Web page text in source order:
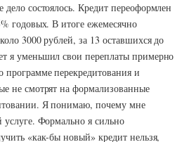
состоялось. Кредит переоформлен
годовых. В итоге ежемесячно
3000 рублей, за 13 оставшихся до
я уменьшил свои переплаты примерно
перекредитования и
не смотрят на формализованные
Я понимаю, почему мне
услуге. Формально я сильно
«как-бы новый» кредит нельзя,